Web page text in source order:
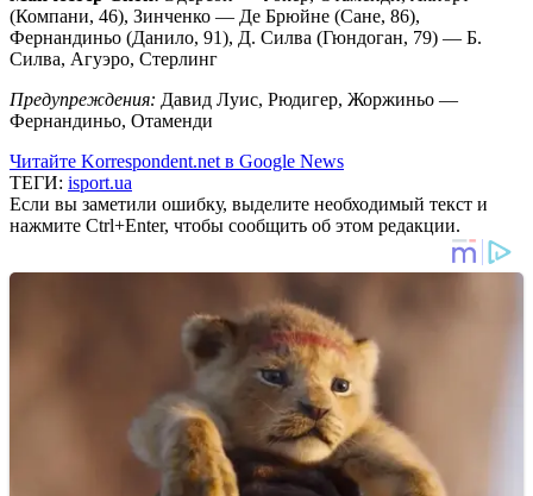
(Компани, 46), Зинченко — Де Брюйне (Сане, 86),
Фернандиньо (Данило, 91), Д. Силва (Гюндоган, 79) — Б.
Силва, Агуэро, Стерлинг
Предупреждения: Давид Луис, Рюдигер, Жоржиньо —
Фернандиньо, Отаменди
Читайте Korrespondent.net в Google News
ТЕГИ: isport.ua
Если вы заметили ошибку, выделите необходимый текст и
нажмите Ctrl+Enter, чтобы сообщить об этом редакции.